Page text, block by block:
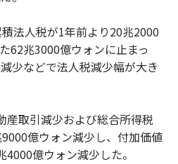
法人税が1年前より20兆2000
62兆3000億ウォンに止まっ
少などで法人税減少幅が大き
産取引減少および総合所得税
億ウォン減少し、付加価値
億ウォン減少した。